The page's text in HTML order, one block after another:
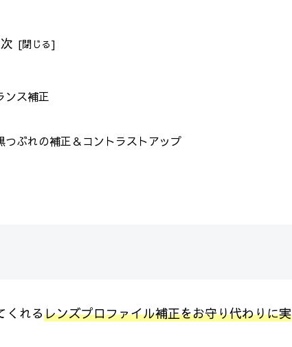
ンス補正
ぶれの補正＆コントラストアップ
くれるレンズプロファイル補正をお守り代わりに実